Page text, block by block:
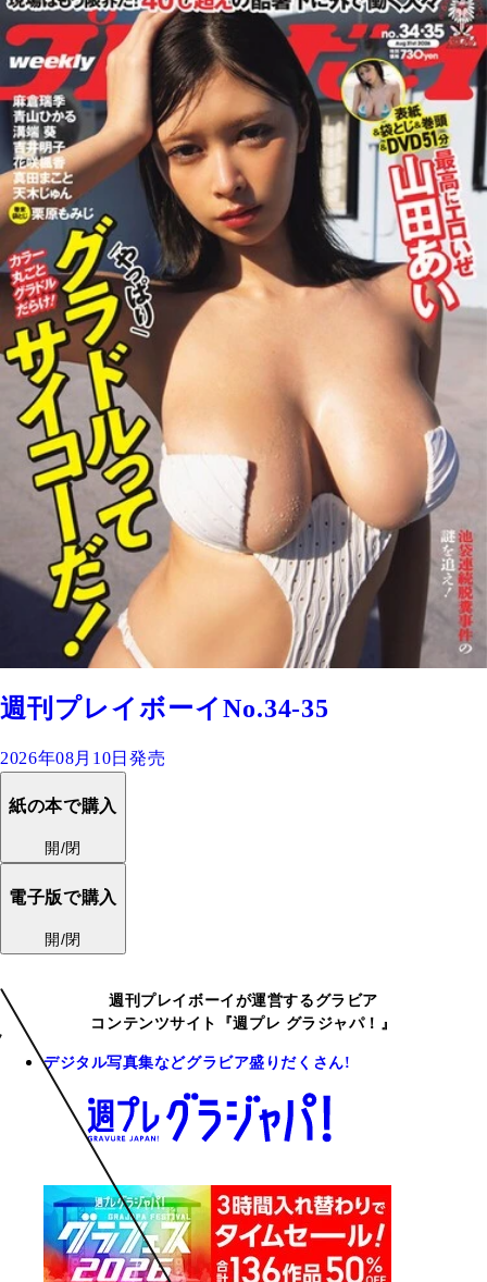
週刊プレイボーイNo.34-35
2026年08月10日発売
紙の本で購入
開/閉
電子版で購入
開/閉
週刊プレイボーイが運営するグラビア
コンテンツサイト『週プレ グラジャパ！』
デジタル写真集などグラビア盛りだくさん!